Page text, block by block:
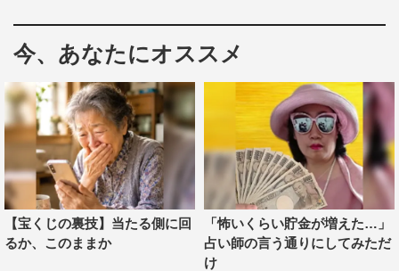
て感じたものを素直に出すようにしています。
櫻井：成田はヤンキーチックなところもありつつ、クラス
では人気者なんですね。ただし、馬場（窪塚愛流）に対し
てはわりと強い態度で、いじめのような扱いをしている。
もちろん事情があってのことなんですけど、成田のキャラ
クターのバランスを考えながら演じています。
藤原：一ノ瀬は学校ではマジメで勉強熱心な、秀才キャラ
なんです。でも、一歩外に出ればスケボーやラップをやっ
ている、ストリートな一面もあって。そういう一ノ瀬の二
今、あなたにオススメ
【宝くじの裏技】当たる側に回
るか、このままか
「怖いくらい貯金が増えた…」
占い師の言う通りにしてみただ
け